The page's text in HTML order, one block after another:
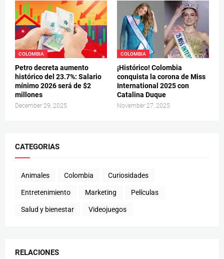
COLOMBIA
Petro decreta aumento
histórico del 23.7%: Salario
mínimo 2026 será de $2
millones
December 29, 2025
COLOMBIA
¡Histórico! Colombia
conquista la corona de Miss
International 2025 con
Catalina Duque
November 27, 2025
CATEGORIAS
Animales Colombia Curiosidades
Entretenimiento Marketing Películas
Salud y bienestar Videojuegos
RELACIONES